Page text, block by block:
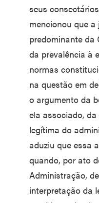
seus
mencionou que
predominante da
da prevalência à
normas
na questão em
o argumento da
ela associado,
legítima do
aduziu que essa
quando, por ato
Administração,
interpretação da